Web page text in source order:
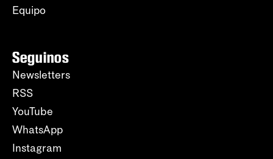
Equipo
Seguinos
Newsletters
RSS
YouTube
WhatsApp
Instagram